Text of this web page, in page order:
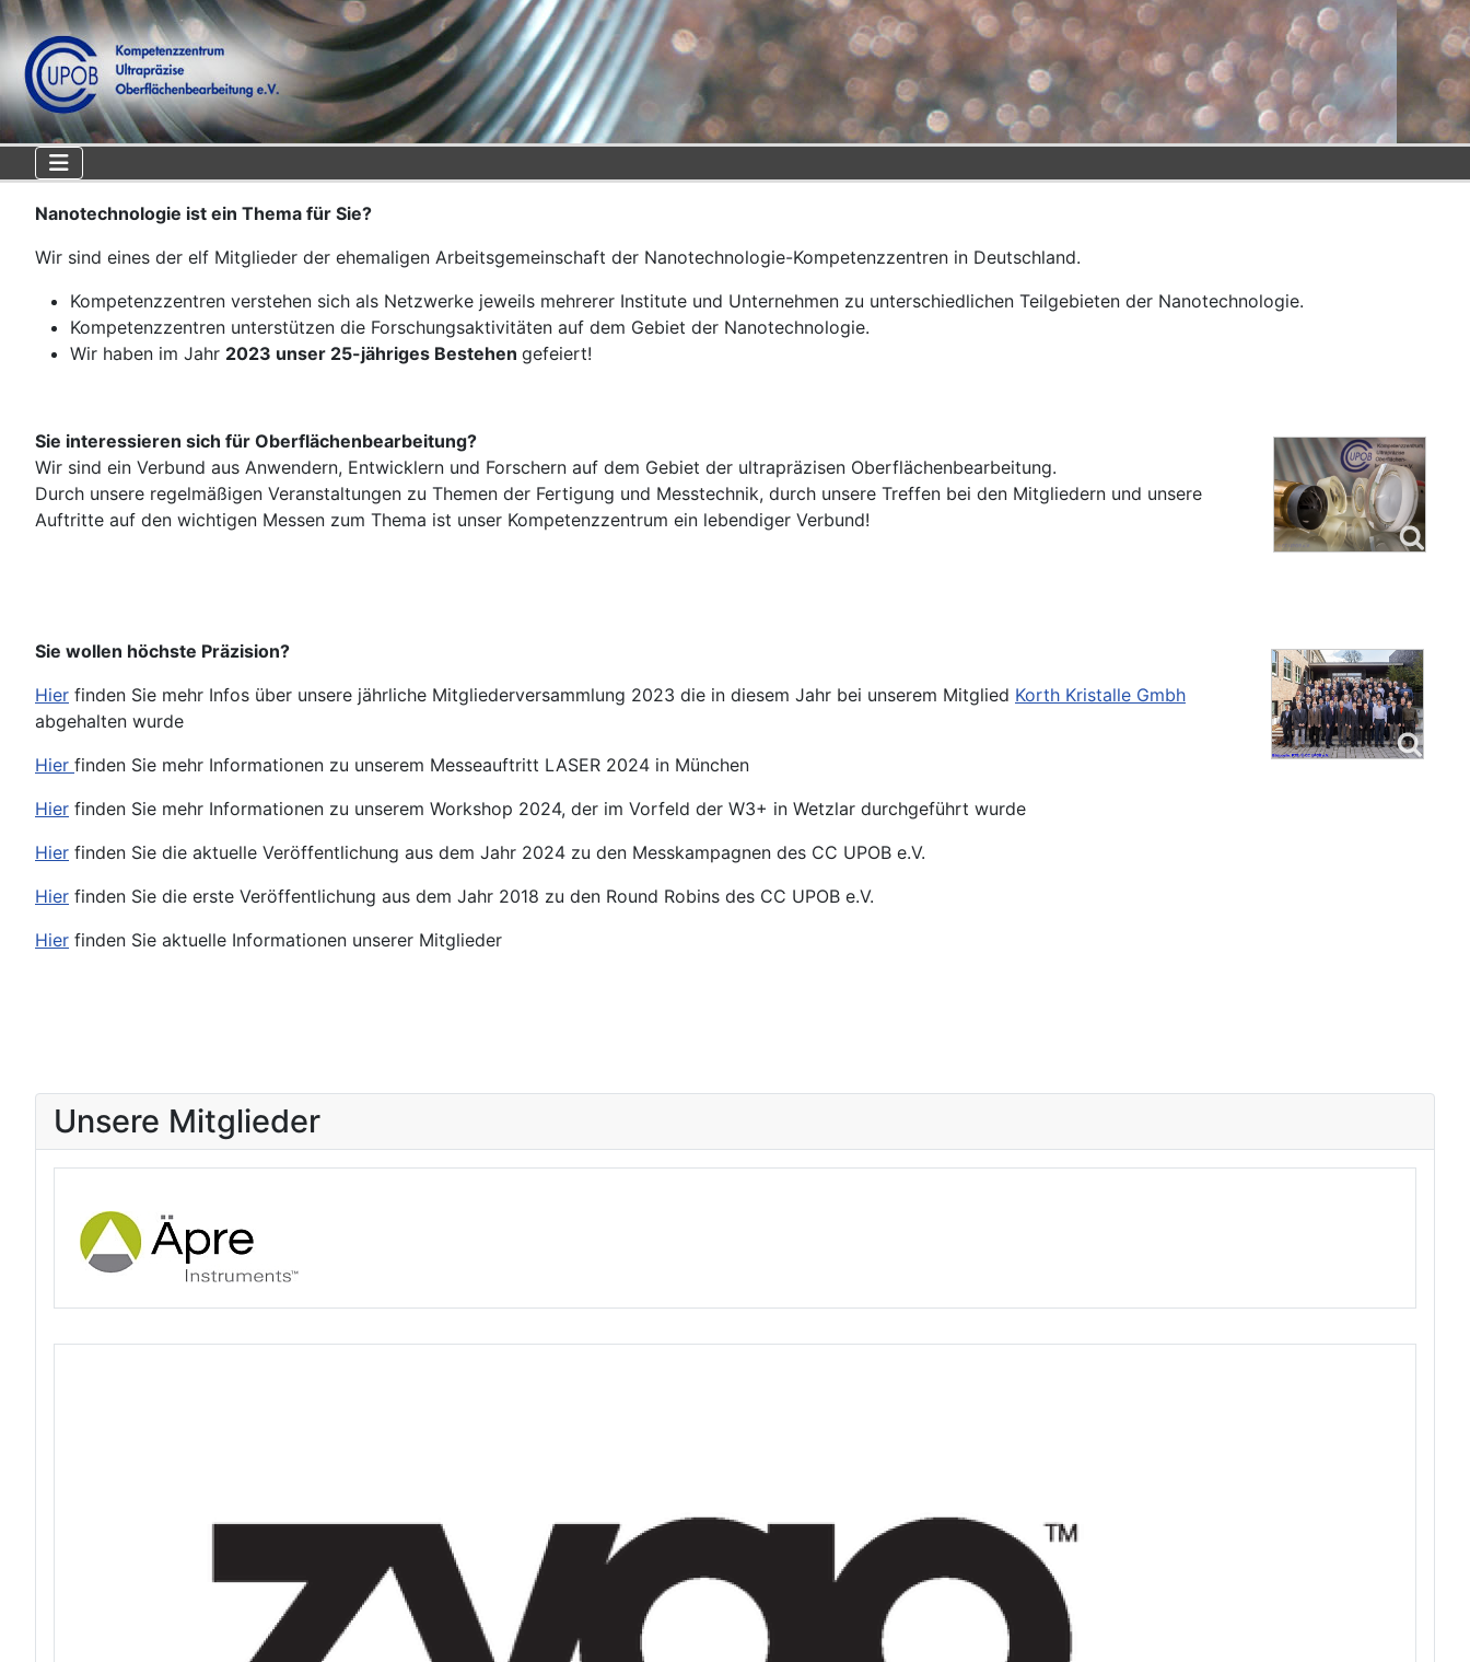
Nanotechnologie ist ein Thema für Sie?
Wir sind eines der elf Mitglieder der ehemaligen Arbeitsgemeinschaft der Nanotechnologie-Kompetenzzentren in Deutschland.
Kompetenzzentren verstehen sich als Netzwerke jeweils mehrerer Institute und Unternehmen zu unterschiedlichen Teilgebieten der Nanotechnologie.
Kompetenzzentren unterstützen die Forschungsaktivitäten auf dem Gebiet der Nanotechnologie.
Wir haben im Jahr 2023 unser 25-jähriges Bestehen gefeiert!
Sie interessieren sich für Oberflächenbearbeitung?
Wir sind ein Verbund aus Anwendern, Entwicklern und Forschern auf dem Gebiet der ultrapräzisen Oberflächenbearbeitung.
Durch unsere regelmäßigen Veranstaltungen zu Themen der Fertigung und Messtechnik, durch unsere Treffen bei den Mitgliedern und unsere
Auftritte auf den wichtigen Messen zum Thema ist unser Kompetenzzentrum ein lebendiger Verbund!
Sie wollen höchste Präzision?
Hier finden Sie mehr Infos über unsere jährliche Mitgliederversammlung 2023 die in diesem Jahr bei unserem Mitglied Korth Kristalle Gmbh
abgehalten wurde
Hier finden Sie mehr Informationen zu unserem Messeauftritt LASER 2024 in München
Hier finden Sie mehr Informationen zu unserem Workshop 2024, der im Vorfeld der W3+ in Wetzlar durchgeführt wurde
Hier finden Sie die aktuelle Veröffentlichung aus dem Jahr 2024 zu den Messkampagnen des CC UPOB e.V.
Hier finden Sie die erste Veröffentlichung aus dem Jahr 2018 zu den Round Robins des CC UPOB e.V.
Hier finden Sie aktuelle Informationen unserer Mitglieder
Unsere Mitglieder